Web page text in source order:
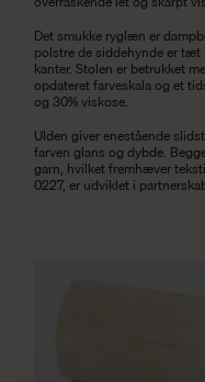
Det smukke ryglæn er
polstre de siddehynde er
kanter. Stolen er betrukket
opdateret farveskala og et
og 30% viskose.
Ulden giver enestående
farven glans og dybde.
garn, hvilket fremhæver
0227, er udviklet i